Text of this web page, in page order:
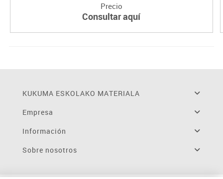
Precio
Consultar aquí
KUKUMA ESKOLAKO MATERIALA
Empresa
Información
Sobre nosotros